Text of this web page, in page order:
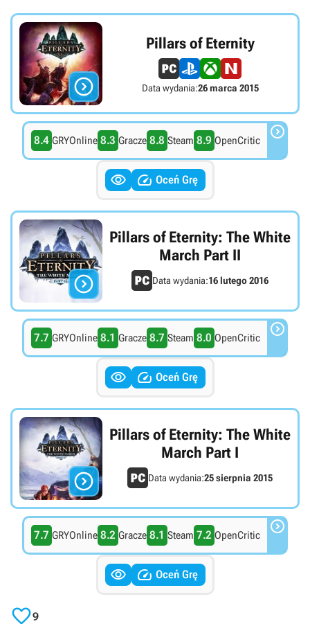

Pillars of Eternity
Data wydania:26 marca 2015
8.4 GRYOnline 8.3 Gracze 8.8 Steam 8.9 OpenCritic 
  Oceń Grę

Pillars of Eternity: The White
March Part II
Data wydania:16 lutego 2016
7.7 GRYOnline 8.1 Gracze 8.7 Steam 8.0 OpenCritic 
  Oceń Grę

Pillars of Eternity: The White
March Part I
Data wydania:25 sierpnia 2015
7.7 GRYOnline 8.2 Gracze 8.1 Steam 7.2 OpenCritic 
  Oceń Grę
9